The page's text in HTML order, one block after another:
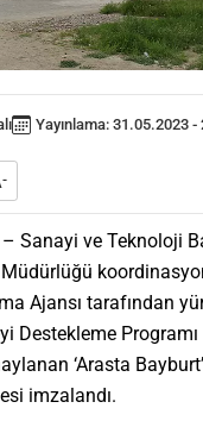
Yayınlama: 31.05.2023 -
-
– Sanayi ve Teknoloji
Müdürlüğü
Ajansı tarafından
Destekleme Programı
‘Arasta
imzalandı.